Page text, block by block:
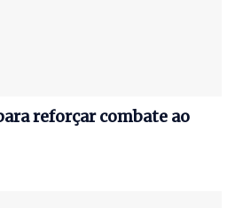
reforçar combate ao